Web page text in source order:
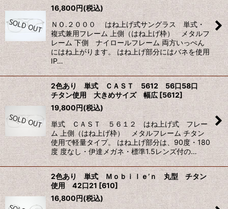
16,800円(税込)
ＮＯ.２０００ はね上げ式サングラス 単式・
複式兼用フレーム 上側（はね上げ枠） メタルフ
レーム 下側 ナイロールフレーム 両方いっぺん
にはね上がります。 はね上げ部分にはバネを使用
IP…
2色あり 単式 ＣＡＳＴ 5612 56口58口
チタン使用 大きめサイズ 幅広 [5612]
19,800円(税込)
単式 ＣＡＳＴ ５６１２ はね上げ式 フレー
ム 上側（はね上げ枠） メタルフレーム チタン
使用で軽量タイプ。 はね上げ部分は、90度・180
度 度なし・伊達メガネ・標準1.5レンズ付の…
2色あり 単式 Ｍｏｂｉｌｅ’ｎ 丸型 チタン
使用 42口21 [610]
16,800円(税込)